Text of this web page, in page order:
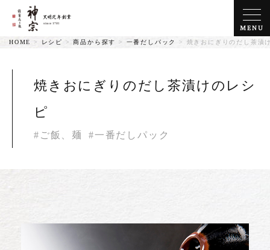
MENU
HOME > レシピ >商品から探す > 一番だしパック > 焼きおにぎりのだし茶漬
焼きおにぎりのだし茶漬けのレシ
ピ
#ご飯、麺 #一番だしパック